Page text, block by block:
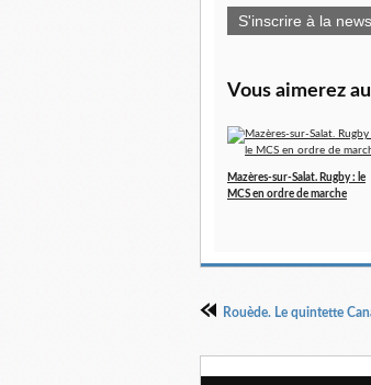
S'inscrire à la
Vous aimerez
Mazères-sur-Salat. Rugby : le
MCS en ordre de marche
Rouède. Le quintette